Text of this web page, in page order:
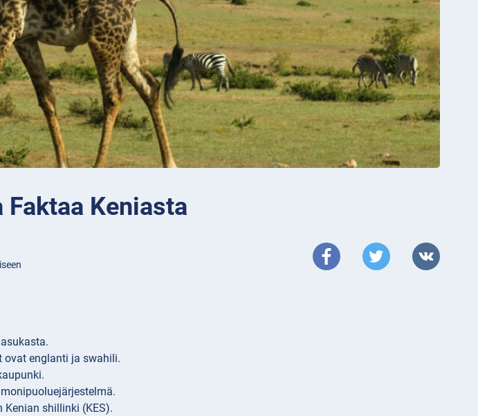
Keniasta
ovat englanti ja swahili.
Kenian shillinki (KES).